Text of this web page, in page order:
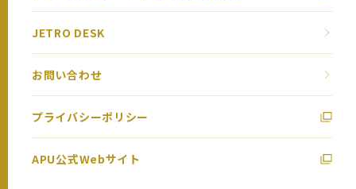
JETRO DESK
お問い合わせ
プライバシーポリシー
APU公式Webサイト